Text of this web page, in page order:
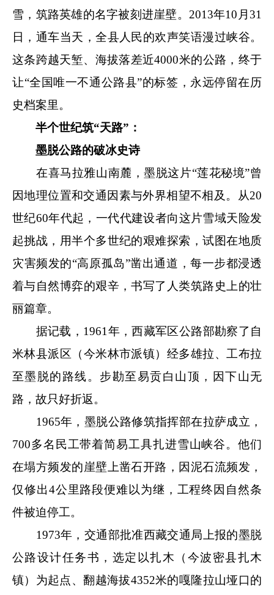
雪，筑路英雄的名字被刻进崖壁。2013年10月31
日，通车当天，全县人民的欢声笑语漫过峡谷。
这条跨越天堑、海拔落差近4000米的公路，终于
让“全国唯一不通公路县”的标签，永远停留在历
史档案里。
半个世纪筑“天路”：
墨脱公路的破冰史诗
在喜马拉雅山南麓，墨脱这片“莲花秘境”曾
因地理位置和交通因素与外界相望不相及。从20
世纪60年代起，一代代建设者向这片雪域天险发
起挑战，用半个多世纪的艰难探索，试图在地质
灾害频发的“高原孤岛”凿出通道，每一步都浸透
着与自然博弈的艰辛，书写了人类筑路史上的壮
丽篇章。
据记载，1961年，西藏军区公路部勘察了自
米林县派区（今米林市派镇）经多雄拉、工布拉
至墨脱的路线。步勘至易贡白山顶，因下山无
路，故只好折返。
1965年，墨脱公路修筑指挥部在拉萨成立，
700多名民工带着简易工具扎进雪山峡谷。他们
在塌方频发的崖壁上凿石开路，因泥石流频发，
仅修出4公里路段便难以为继，工程终因自然条
件被迫停工。
1973年，交通部批准西藏交通局上报的墨脱
公路设计任务书，选定以扎木（今波密县扎木
镇）为起点、翻越海拔4352米的嘎隆拉山垭口的